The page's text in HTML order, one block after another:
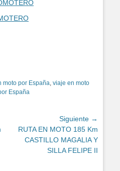
moto por España, viaje en moto
España
Siguiente →
Entrada
siguiente:
RUTA EN MOTO 185 Km
CASTILLO MAGALIA Y
SILLA FELIPE II